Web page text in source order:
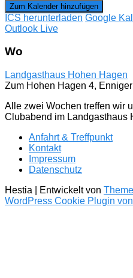
Zum Kalender hinzufügen
ICS herunterladen Google
Outlook Live
Wo
Landgasthaus Hohen Hagen
Zum Hohen Hagen 4,
Alle zwei Wochen treffen wir
Clubabend im Landgasthaus
Anfahrt & Treffpunkt
Kontakt
Impressum
Datenschutz
Hestia | Entwickelt von
WordPress Cookie Plugin